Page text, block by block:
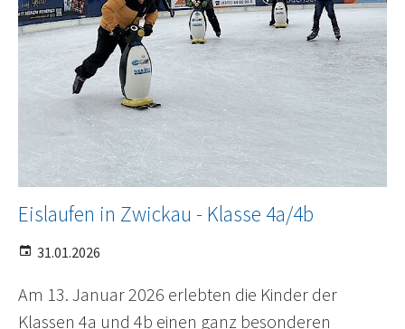
Eislaufen in Zwickau - Klasse 4a/4b
31.01.2026
Am 13. Januar 2026 erlebten die Kinder der
Klassen 4a und 4b einen ganz besonderen